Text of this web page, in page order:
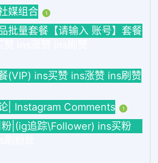
媒组合 1
批量套餐【请输入 账号】套餐
(VIP) ins买赞 ins涨赞 ins刷赞
| Instagram Comments 1
|(ig追踪\Follower) ins买粉